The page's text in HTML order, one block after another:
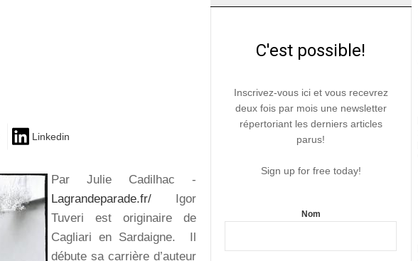
Linkedin
Par Julie Cadilhac -
Lagrandeparade.fr/ Igor
Tuveri est originaire de
Cagliari en Sardaigne. Il
débute sa carrière d’auteur
C'est possible!
Inscrivez-vous ici et vous recevrez
deux fois par mois une newsletter
répertoriant les derniers articles
parus!
Sign up for free today!
Nom